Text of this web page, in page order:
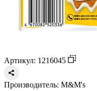
Артикул: 1216045
Производитель: M&M's